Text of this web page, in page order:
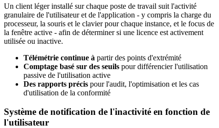
Un client léger installé sur chaque poste de travail suit l'activité
granulaire de l'utilisateur et de l'application - y compris la charge du
processeur, la souris et le clavier pour chaque instance, et le focus de
la fenêtre active - afin de déterminer si une licence est activement
utilisée ou inactive.
Télémétrie continue à partir des points d'extrémité
Comptage basé sur des seuils pour différencier l'utilisation
passive de l'utilisation active
Des rapports précis pour l'audit, l'optimisation et les cas
d'utilisation de la conformité
Système de notification de l'inactivité en fonction de
l'utilisateur